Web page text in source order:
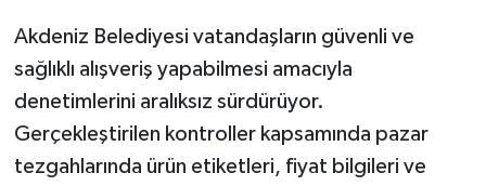
Akdeniz Belediyesi vatandaşların güvenli ve
sağlıklı alışveriş yapabilmesi amacıyla
denetimlerini aralıksız sürdürüyor.
Gerçekleştirilen kontroller kapsamında pazar
tezgahlarında ürün etiketleri, fiyat bilgileri ve